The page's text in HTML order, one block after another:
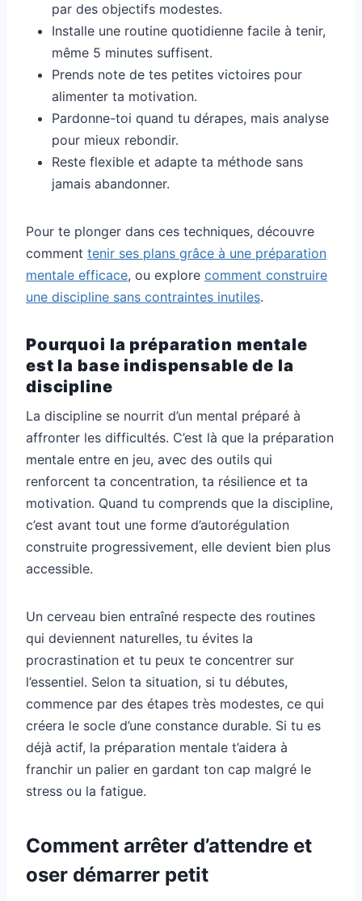
par des objectifs modestes.
Installe une routine quotidienne facile à tenir,
même 5 minutes suffisent.
Prends note de tes petites victoires pour
alimenter ta motivation.
Pardonne-toi quand tu dérapes, mais analyse
pour mieux rebondir.
Reste flexible et adapte ta méthode sans
jamais abandonner.
Pour te plonger dans ces techniques, découvre
comment tenir ses plans grâce à une préparation
mentale efficace, ou explore comment construire
une discipline sans contraintes inutiles.
Pourquoi la préparation mentale
est la base indispensable de la
discipline
La discipline se nourrit d’un mental préparé à
affronter les difficultés. C’est là que la préparation
mentale entre en jeu, avec des outils qui
renforcent ta concentration, ta résilience et ta
motivation. Quand tu comprends que la discipline,
c’est avant tout une forme d’autorégulation
construite progressivement, elle devient bien plus
accessible.
Un cerveau bien entraîné respecte des routines
qui deviennent naturelles, tu évites la
procrastination et tu peux te concentrer sur
l’essentiel. Selon ta situation, si tu débutes,
commence par des étapes très modestes, ce qui
créera le socle d’une constance durable. Si tu es
déjà actif, la préparation mentale t’aidera à
franchir un palier en gardant ton cap malgré le
stress ou la fatigue.
Comment arrêter d’attendre et
oser démarrer petit